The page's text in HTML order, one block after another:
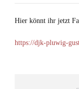
Hier könnt ihr jetzt
https://djk-pluwig-